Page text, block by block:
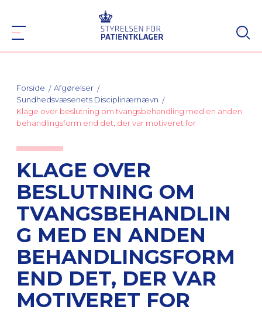
Forside
Afgørelser
Sundhedsvæsenets Disciplinærnævn
Klage over beslutning om tvangsbehandling med en anden
behandlingsform end det, der var motiveret for
KLAGE OVER
BESLUTNING OM
TVANGSBEHANDLIN
G MED EN ANDEN
BEHANDLINGSFORM
END DET, DER VAR
MOTIVERET FOR